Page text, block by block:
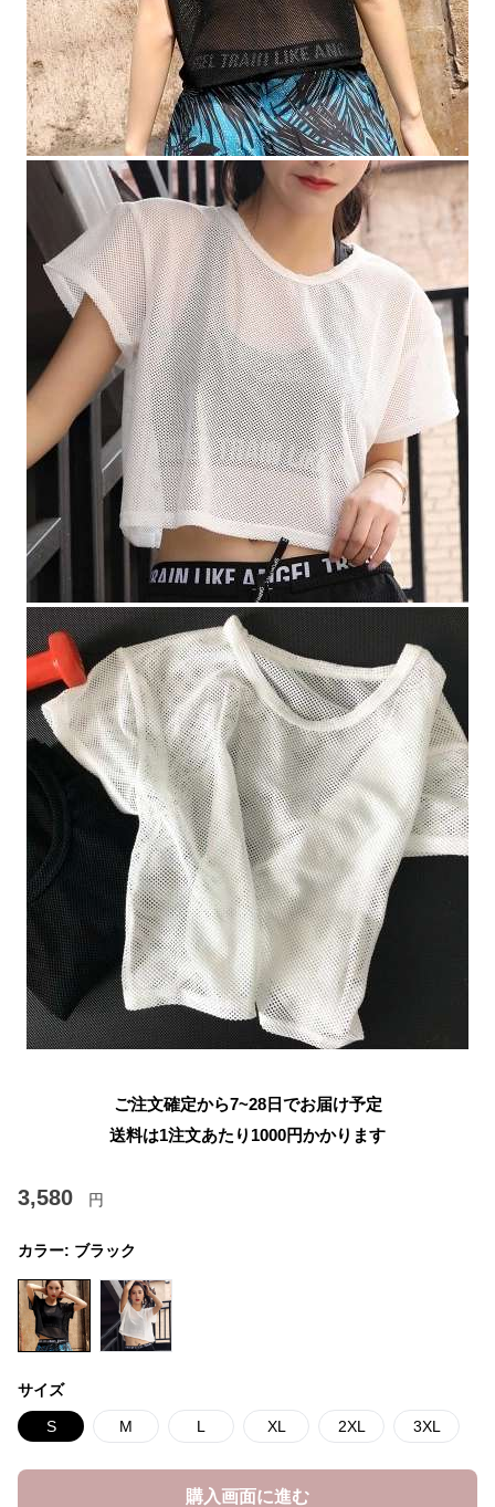
ご注文確定から7~28日でお届け予定
送料は1注文あたり 1000円かかります
3,580 円
カラー: ブラック
サイズ
S M L XL 2XL 3XL
購入画面に進む